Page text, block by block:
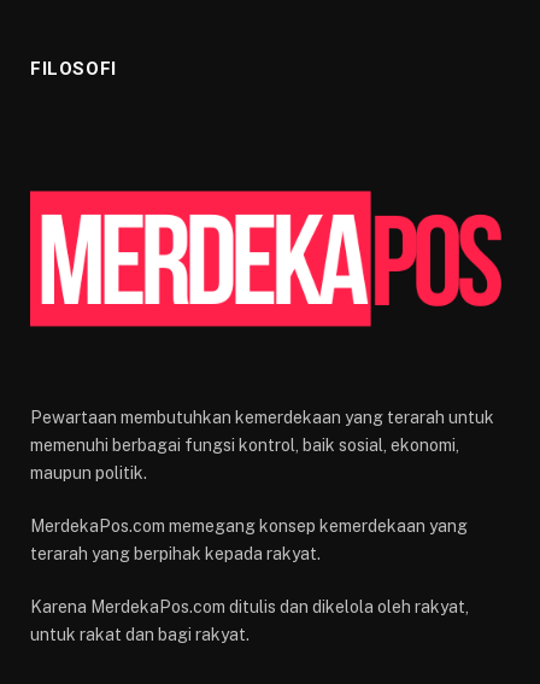
FILOSOFI
Pewartaan membutuhkan kemerdekaan yang terarah untuk
memenuhi berbagai fungsi kontrol, baik sosial, ekonomi,
maupun politik.
MerdekaPos.com memegang konsep kemerdekaan yang
terarah yang berpihak kepada rakyat.
Karena MerdekaPos.com ditulis dan dikelola oleh rakyat,
untuk rakat dan bagi rakyat.